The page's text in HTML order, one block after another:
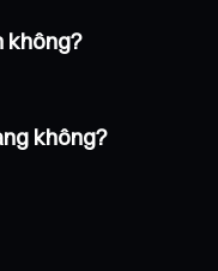
không?
không?